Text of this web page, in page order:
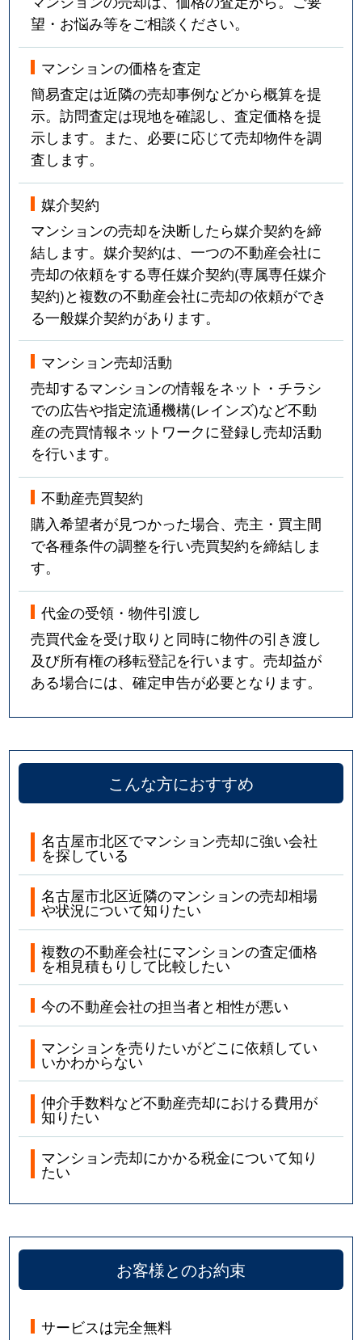
望・お悩み等をご相談ください。
マンションの価格を査定
簡易査定は近隣の売却事例などから概算を提
示。訪問査定は現地を確認し、査定価格を提
示します。また、必要に応じて売却物件を調
査します。
媒介契約
マンションの売却を決断したら媒介契約を締
結します。媒介契約は、一つの不動産会社に
売却の依頼をする専任媒介契約(専属専任媒介
契約)と複数の不動産会社に売却の依頼ができ
る一般媒介契約があります。
マンション売却活動
売却するマンションの情報をネット・チラシ
での広告や指定流通機構(レインズ)など不動
産の売買情報ネットワークに登録し売却活動
を行います。
不動産売買契約
購入希望者が見つかった場合、売主・買主間
で各種条件の調整を行い売買契約を締結しま
す。
代金の受領・物件引渡し
売買代金を受け取りと同時に物件の引き渡し
及び所有権の移転登記を行います。売却益が
ある場合には、確定申告が必要となります。
こんな方におすすめ
名古屋市北区でマンション売却に強い会社
を探している
名古屋市北区近隣のマンションの売却相場
や状況について知りたい
複数の不動産会社にマンションの査定価格
を相見積もりして比較したい
今の不動産会社の担当者と相性が悪い
マンションを売りたいがどこに依頼してい
いかわからない
仲介手数料など不動産売却における費用が
知りたい
マンション売却にかかる税金について知り
たい
お客様とのお約束
サービスは完全無料